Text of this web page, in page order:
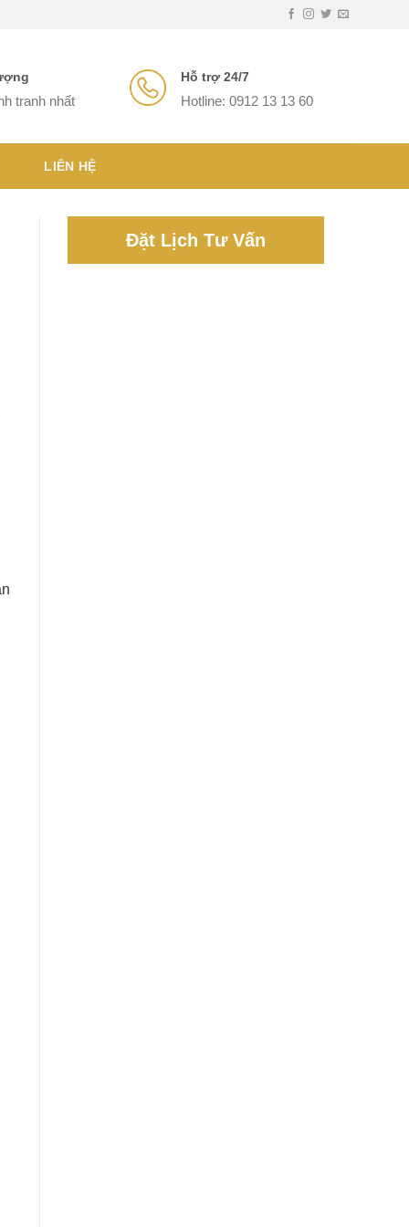
tranh nhất
Hỗ trợ 24/7
Hotline: 0912 13 13 60
LIÊN HỆ
Đặt Lịch Tư Vấn